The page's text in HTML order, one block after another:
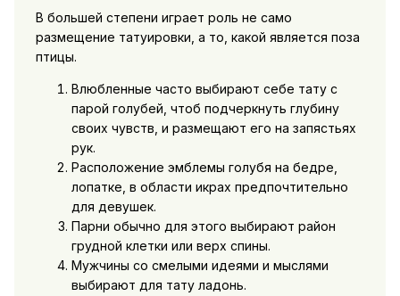
В большей степени играет роль не само
размещение татуировки, а то, какой является поза
птицы.
Влюбленные часто выбирают себе тату с
парой голубей, чтоб подчеркнуть глубину
своих чувств, и размещают его на запястьях
рук.
Расположение эмблемы голубя на бедре,
лопатке, в области икрах предпочтительно
для девушек.
Парни обычно для этого выбирают район
грудной клетки или верх спины.
Мужчины со смелыми идеями и мыслями
выбирают для тату ладонь.